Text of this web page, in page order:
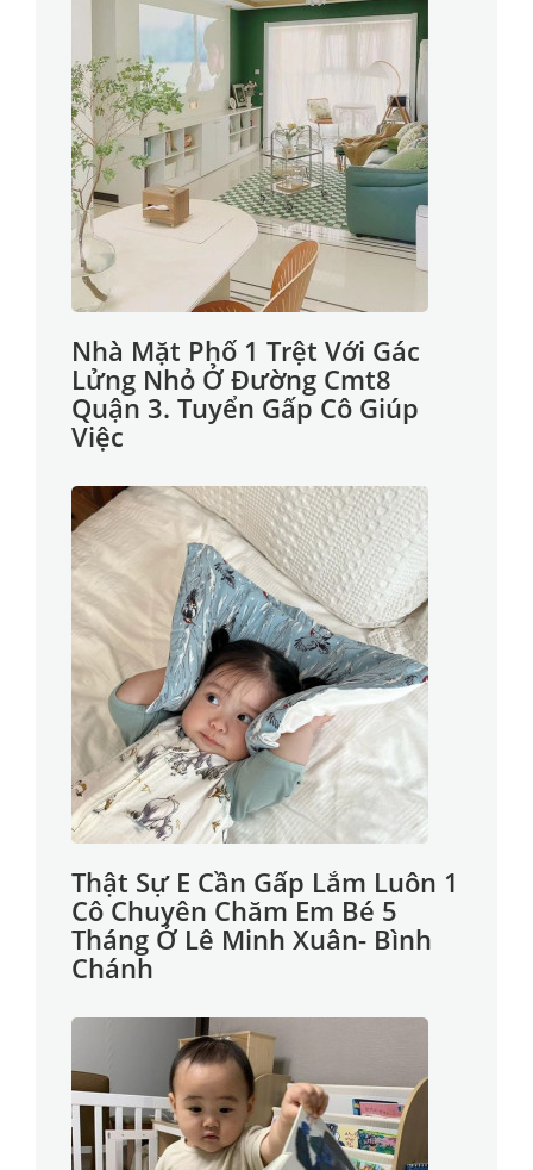
Nhà Mặt Phố 1 Trệt Với Gác
Lửng Nhỏ Ở Đường Cmt8
Quận 3. Tuyển Gấp Cô Giúp
Việc
Thật Sự E Cần Gấp Lắm Luôn 1
Cô Chuyên Chăm Em Bé 5
Tháng Ở Lê Minh Xuân- Bình
Chánh